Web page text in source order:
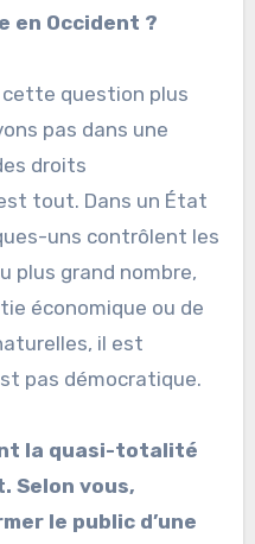
en Occident ?
cette question plus
pas dans une
droits
tout. Dans un État
uns contrôlent les
plus grand nombre,
économique ou de
il est
pas démocratique.
la quasi-totalité
Selon vous,
le public d’une